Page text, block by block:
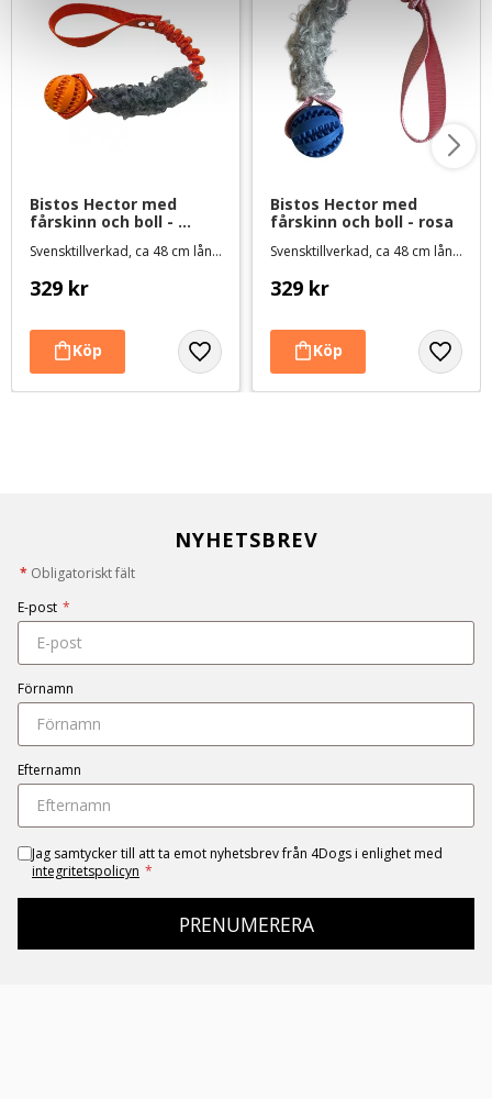
Bistos Hector med
fårskinn och boll -
Svensktillverkad, ca 48 cm lång med expanderhandtag
329 kr
Bistos Hector med
fårskinn och boll - rosa
Svensktillverkad, ca 48 cm lång med expanderhandtag
329 kr
NYHETSBREV
* Obligatoriskt fält
E-post *
Förnamn
Efternamn
Jag samtycker till att ta emot nyhetsbrev från 4Dogs i enlighet med
integritetspolicyn *
PRENUMERERA